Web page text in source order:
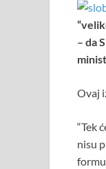
o
– da
Ovaj
“Tek
nisu